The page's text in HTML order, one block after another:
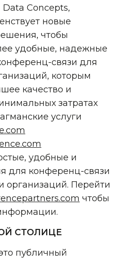
Concepts,
новые
чтобы
удобные, надежные
связи для
которым
качество и
затратах
услуги
удобные и
для конференц-связи
организаций. Перейти
чтобы
СТОЛИЦЕ
публичный